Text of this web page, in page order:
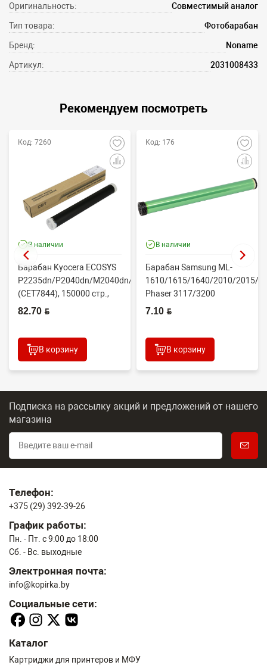
Оригинальность: Совместимый аналог
Тип товара: Фотобарабан
Бренд: Noname
Артикул: 2031008433
Рекомендуем посмотреть
Код: 7260
В наличии
Барабан Kyocera ECOSYS
P2235dn/P2040dn/M2040dn/M2540dw
(CET7844), 150000 стр.,
Япония
82.70 BYN
В корзину
Код: 176
В наличии
Барабан Samsung ML-
1610/1615/1640/2010/2015/
Phaser 3117/3200
(CONTENT)
7.10 BYN
В корзину
Подписка на рассылку акций и предложений от нашего
магазина
Телефон:
+375 (29) 392-39-26
График работы:
Пн. - Пт. с 9:00 до 18:00
Сб. - Вс. выходные
Электронная почта:
info@kopirka.by
Социальные сети:
Каталог
Картриджи для принтеров и МФУ